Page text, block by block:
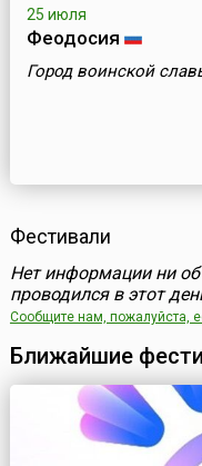
25 июля
Феодосия
Город воинской
Фестивали
Нет информации ни
проводился в этот
Сообщите нам, пожалуйста,
Ближайшие